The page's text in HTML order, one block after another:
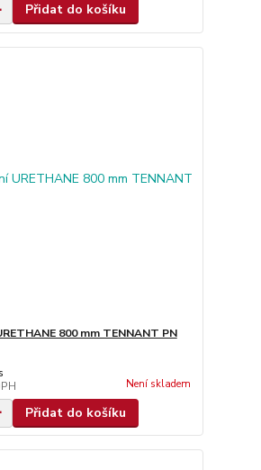
Přidat do košíku
800 mm TENNANT PN
Není skladem
Přidat do košíku